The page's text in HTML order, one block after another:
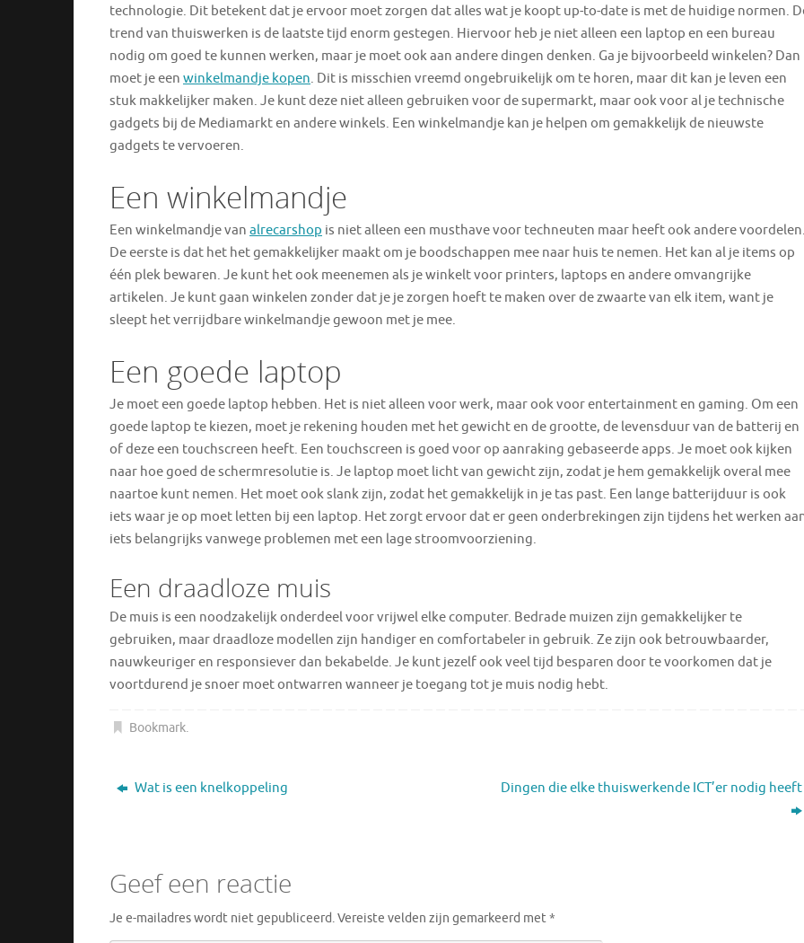
technologie. Dit betekent dat je ervoor moet zorgen dat alles wat je koopt up-to-date is met de huidige normen.
trend van thuiswerken is de laatste tijd enorm gestegen. Hiervoor heb je niet alleen een laptop en een bureau
nodig om goed te kunnen werken, maar je moet ook aan andere dingen denken. Ga je bijvoorbeeld winkelen? Dan
moet je een winkelmandje kopen. Dit is misschien vreemd ongebruikelijk om te horen, maar dit kan je leven een
stuk makkelijker maken. Je kunt deze niet alleen gebruiken voor de supermarkt, maar ook voor al je technische
gadgets bij de Mediamarkt en andere winkels. Een winkelmandje kan je helpen om gemakkelijk de nieuwste
gadgets te vervoeren.
Een winkelmandje
Een winkelmandje van alrecarshop is niet alleen een musthave voor techneuten maar heeft ook andere
De eerste is dat het het gemakkelijker maakt om je boodschappen mee naar huis te nemen. Het kan al je items op
één plek bewaren. Je kunt het ook meenemen als je winkelt voor printers, laptops en andere omvangrijke
artikelen. Je kunt gaan winkelen zonder dat je je zorgen hoeft te maken over de zwaarte van elk item, want je
sleept het verrijdbare winkelmandje gewoon met je mee.
Een goede laptop
Je moet een goede laptop hebben. Het is niet alleen voor werk, maar ook voor entertainment en gaming. Om een ​​
goede laptop te kiezen, moet je rekening houden met het gewicht en de grootte, de levensduur van de batterij en
of deze een touchscreen heeft. Een touchscreen is goed voor op aanraking gebaseerde apps. Je moet ook kijken
naar hoe goed de schermresolutie is. Je laptop moet licht van gewicht zijn, zodat je hem gemakkelijk overal mee
naartoe kunt nemen. Het moet ook slank zijn, zodat het gemakkelijk in je tas past. Een lange batterijduur is ook
iets waar je op moet letten bij een laptop. Het zorgt ervoor dat er geen onderbrekingen zijn tijdens het werken
iets belangrijks vanwege problemen met een lage stroomvoorziening.
Een draadloze muis
De muis is een noodzakelijk onderdeel voor vrijwel elke computer. Bedrade muizen zijn gemakkelijker te
gebruiken, maar draadloze modellen zijn handiger en comfortabeler in gebruik. Ze zijn ook betrouwbaarder,
nauwkeuriger en responsiever dan bekabelde. Je kunt jezelf ook veel tijd besparen door te voorkomen dat je
voortdurend je snoer moet ontwarren wanneer je toegang tot je muis nodig hebt.
Bookmark.
Wat is een knelkoppeling Dingen die elke thuiswerkende ICT’er nodig heeft
Geef een reactie
Je e-mailadres wordt niet gepubliceerd.Vereiste velden zijn gemarkeerd met*